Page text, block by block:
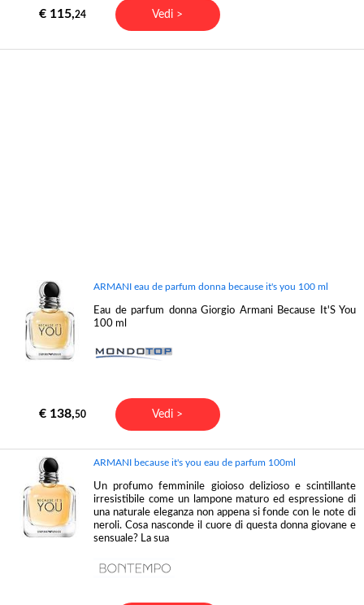
€ 115,24 Vedi >
ARMANI eau de parfum donna because it's you 100 ml
Eau de parfum donna Giorgio Armani Because It'S You
100 ml
€ 138,50 Vedi >
ARMANI because it's you eau de parfum 100ml
Un profumo femminile gioioso delizioso e scintillante
irresistibile come un lampone maturo ed espressione di
una naturale eleganza non appena si fonde con le note di
neroli. Cosa nasconde il cuore di questa donna giovane e
sensuale? La sua